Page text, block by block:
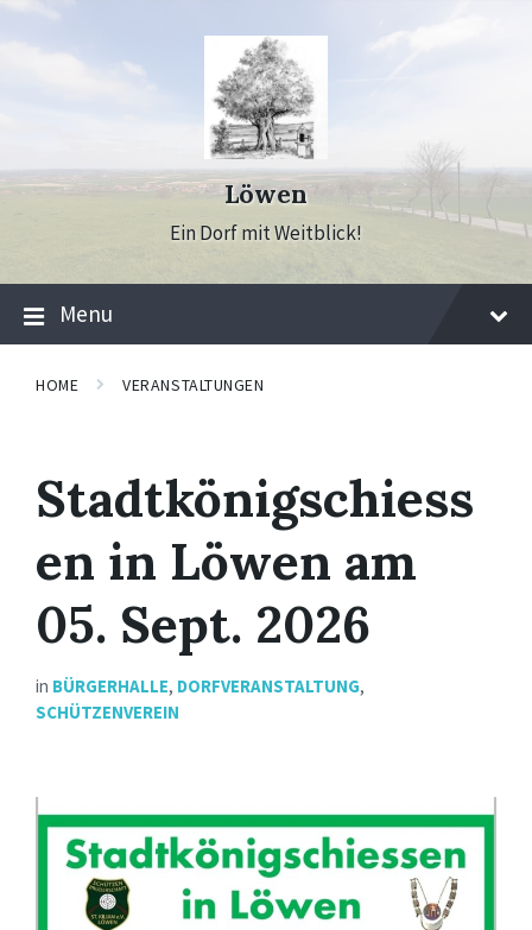
Skip
content
Skip
main
Skip
footer
Löwen
Ein Dorf mit Weitblick!
Menu
HOME VERANSTALTUNGEN
Stadtkönigschiess
en in Löwen am
05. Sept. 2026
in BÜRGERHALLE, DORFVERANSTALTUNG,
SCHÜTZENVEREIN